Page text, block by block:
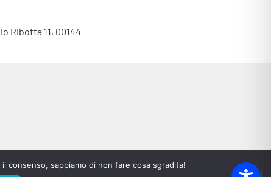
Ribotta 11, 00144
consenso, sappiamo di non fare cosa sgradita!